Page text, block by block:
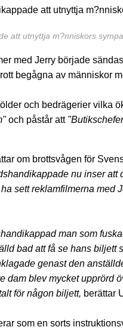
att utnyttja m?nniskors
med Jerry började
begågna av människor
och bedrägerier vilka
och påstår att
om brottsvågen för
nu inser att
sett reklamfilmerna med
man som
bad att få se hans biljett
genast den
dam blev mycket upprörd
för någon biljett, berättar
som en sorts